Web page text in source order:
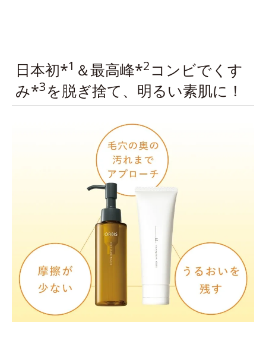
日本初*1 ＆最高峰*2コンビでくす
み*3を脱ぎ捨て、明るい素肌に！